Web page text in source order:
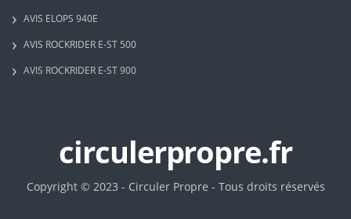
AVIS ELOPS 940E
AVIS ROCKRIDER E-ST 500
AVIS ROCKRIDER E-ST 900
circulerpropre.fr
Copyright © 2023 - Circuler Propre - Tous droits réservés